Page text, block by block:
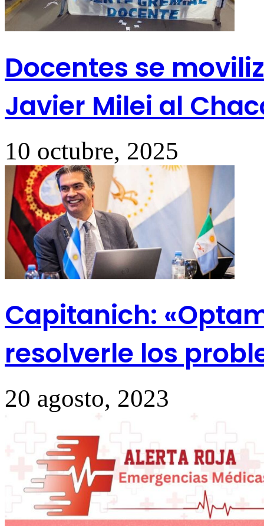
Docentes se
Javier Milei al
10 octubre, 2025
Capitanich:
resolverle los
20 agosto, 2023